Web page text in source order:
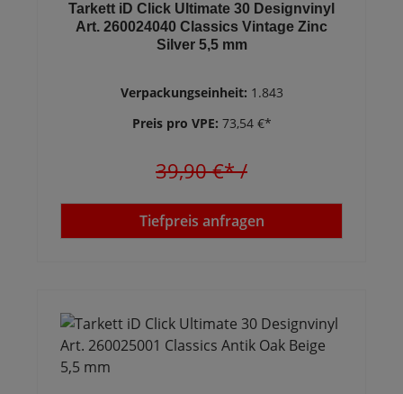
Tarkett iD Click Ultimate 30 Designvinyl
Art. 260024040 Classics Vintage Zinc
Silver 5,5 mm
Verpackungseinheit: 1.843
Preis pro VPE: 73,54 €*
39,90 €*/
Tiefpreis anfragen